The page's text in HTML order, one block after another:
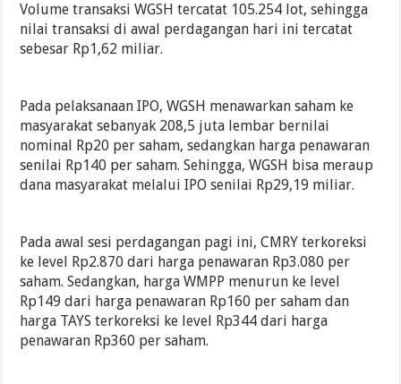
Volume transaksi WGSH tercatat 105.254 lot, sehingga
nilai transaksi di awal perdagangan hari ini tercatat
sebesar Rp1,62 miliar.
Pada pelaksanaan IPO, WGSH menawarkan saham ke
masyarakat sebanyak 208,5 juta lembar bernilai
nominal Rp20 per saham, sedangkan harga penawaran
senilai Rp140 per saham. Sehingga, WGSH bisa meraup
dana masyarakat melalui IPO senilai Rp29,19 miliar.
Pada awal sesi perdagangan pagi ini, CMRY terkoreksi
ke level Rp2.870 dari harga penawaran Rp3.080 per
saham. Sedangkan, harga WMPP menurun ke level
Rp149 dari harga penawaran Rp160 per saham dan
harga TAYS terkoreksi ke level Rp344 dari harga
penawaran Rp360 per saham.